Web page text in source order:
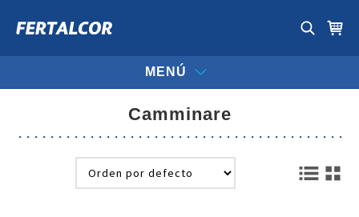
MENÚ
camminare